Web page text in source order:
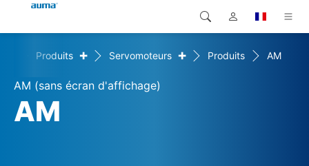
Produits
Solutions
Global
Europe
Recherche
Produits + Servomoteurs + Produits AM
AM (sans écran d'affichage)
AM